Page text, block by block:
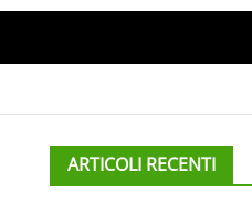
ARTICOLI RECENTI